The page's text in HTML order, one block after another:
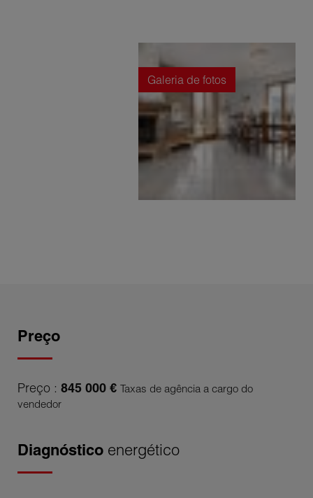
Galeria de fotos
Preço
Preço : 845 000 € Taxas de agência a cargo do
vendedor
Diagnóstico energético